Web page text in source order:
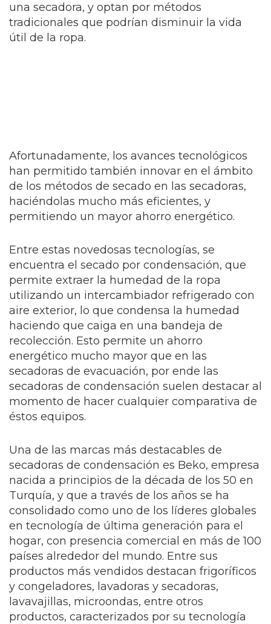
una secadora, y optan por métodos
tradicionales que podrían disminuir la vida
útil de la ropa.
Afortunadamente, los avances tecnológicos
han permitido también innovar en el ámbito
de los métodos de secado en las secadoras,
haciéndolas mucho más eficientes, y
permitiendo un mayor ahorro energético.
Entre estas novedosas tecnologías, se
encuentra el secado por condensación, que
permite extraer la humedad de la ropa
utilizando un intercambiador refrigerado con
aire exterior, lo que condensa la humedad
haciendo que caiga en una bandeja de
recolección. Esto permite un ahorro
energético mucho mayor que en las
secadoras de evacuación, por ende las
secadoras de condensación suelen destacar al
momento de hacer cualquier comparativa de
éstos equipos.
Una de las marcas más destacables de
secadoras de condensación es Beko, empresa
nacida a principios de la década de los 50 en
Turquía, y que a través de los años se ha
consolidado como uno de los líderes globales
en tecnología de última generación para el
hogar, con presencia comercial en más de 100
países alrededor del mundo. Entre sus
productos más vendidos destacan frigoríficos
y congeladores, lavadoras y secadoras,
lavavajillas, microondas, entre otros
productos, caracterizados por su tecnología